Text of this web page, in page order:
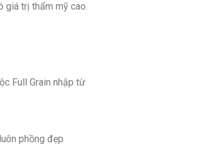
giá trị thẩm mỹ cao.
Full Grain nhập từ
phồng đẹp